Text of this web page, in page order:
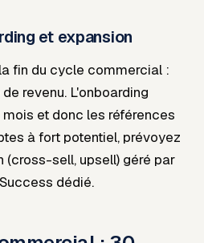
et expansion
fin du cycle commercial :
revenu. L'onboarding
mois et donc les références
à fort potentiel, prévoyez
(cross-sell, upsell) géré par
dédié.